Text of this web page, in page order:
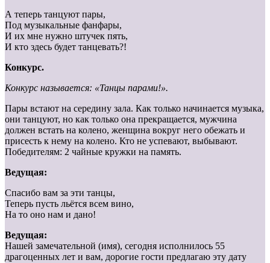
А теперь танцуют пары,
Под музыкальные фанфары,
И их мне нужно штучек пять,
И кто здесь будет танцевать?!
Конкурс.
Конкурс называется: «Танцы парами!».
Пары встают на середину зала. Как только начинается музыка,
они танцуют, но как только она прекращается, мужчина
должен встать на колено, женщина вокруг него обежать и
присесть к нему на колено. Кто не успевают, выбывают.
Победителям: 2 чайные кружки на память.
Ведущая:
Спасибо вам за эти танцы,
Теперь пусть льётся всем вино,
На то оно нам и дано!
Ведущая:
Нашей замечательной (имя), сегодня исполнилось 55
драгоценных лет и вам, дорогие гости предлагаю эту дату